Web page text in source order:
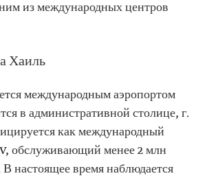
из международных центров
Хаиль
международным аэропортом
в административной столице, г.
как международный
обслуживающий менее 2 млн
В настоящее время наблюдается